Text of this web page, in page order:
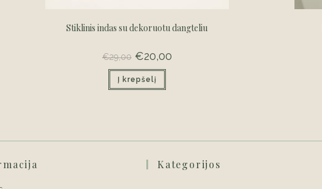
Stiklinis indas su dekoruotu dangteliu
€29,00 Original
price
was:
€29,00.
€20,00Current
Į krepšelį
Kategorijos